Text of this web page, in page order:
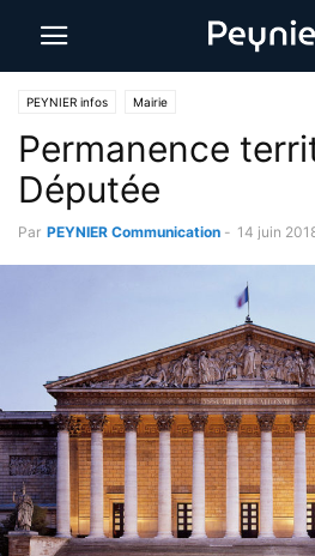
PEYNIER infos Mairie
Permanence
Députée
Par PEYNIER Communication - 14 juin